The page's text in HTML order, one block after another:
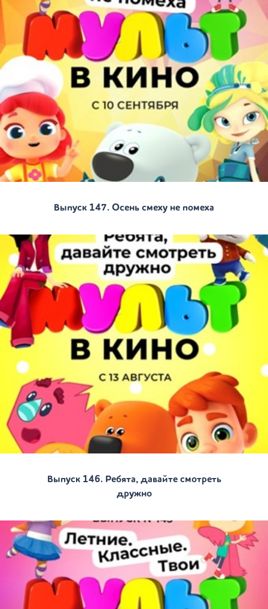
Выпуск 147. Осень смеху не помеха
Выпуск 146. Ребята, давайте смотреть
дружно